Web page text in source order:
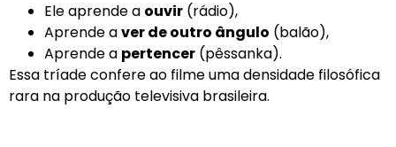
Ele aprende a ouvir (rádio),
Aprende aver de outro ângulo (balão),
Aprende a pertencer (pêssanka).
Essa tríade confere ao filme uma densidade filosófica
rara na produção televisiva brasileira.